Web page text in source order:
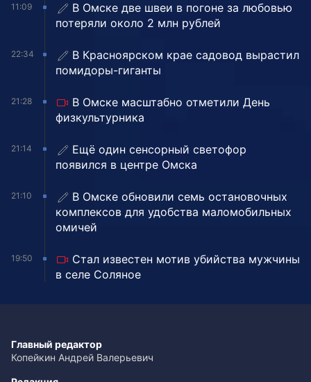
11:09
В Омске две швеи в погоне за любовью
потеряли около 2 млн рублей
22:34
В Красноярском крае садовод вырастил
помидоры-гиганты
21:28
В Омске масштабно отметили День
физкультурника
21:14
Ещё один сенсорный светофор
появился в центре Омска
21:10
В Омске обновили семь остановочных
комплексов для удобства маломобильных
омичей
19:50
Стал известен мотив убийства мужчины
в селе Соляное
Главный редактор
Копейкин Андрей Валерьевич